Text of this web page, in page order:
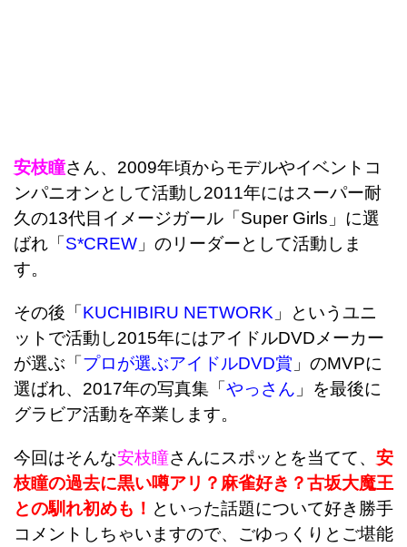
安枝瞳さん、2009年頃からモデルやイベントコ
ンパニオンとして活動し2011年にはスーパー耐
久の13代目イメージガール「Super Girls」に選
ばれ「S*CREW 」のリーダーとして活動しま
す。
その後「KUCHIBIRU NETWORK 」というユニ
ットで活動し2015年にはアイドルDVDメーカー
が選ぶ「プロが選ぶアイドルDVD賞 」のMVPに
選ばれ、2017年の写真集「やっさん 」を最後に
グラビア活動を卒業します。
今回はそんな安枝瞳さんにスポッとを当てて、 安
枝瞳の過去に黒い噂アリ？麻雀好き？古坂大魔王
との馴れ初めも！ といった話題について好き勝手
コメントしちゃいますので、ごゆっくりとご堪能